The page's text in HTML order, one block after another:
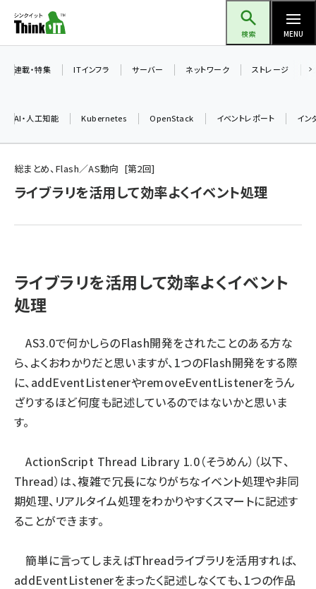
ン
ツ
検索 MENU
加藤銘のチーム貢献～仲間と築いた勝利の絆～ (2314)
genai (1483)
ai crunch (1353)
連載・特集 ITインフラ サーバー ネットワーク ストレージ
AI・人工知能 Kubernetes OpenStack イベントレポート イン
総まとめ、Flash／AS動向 第2回
ライブラリを活用して効率よくイベント処理
ライブラリを活用して効率よくイベント
処理
AS3.0で何かしらのFlash開発をされたことのある方な
ら、よくおわかりだと思いますが、1つのFlash開発をする際
に、addEventListenerやremoveEventListenerをうん
ざりするほど何度も記述しているのではないかと思いま
す。
ActionScript Thread Library 1.0（そうめん）（以下、
Thread）は、複雑で冗長になりがちなイベント処理や非同
期処理、リアルタイム処理をわかりやすくスマートに記述す
ることができます。
簡単に言ってしまえばThreadライブラリを活用すれば、
addEventListenerをまったく記述しなくても、1つの作品